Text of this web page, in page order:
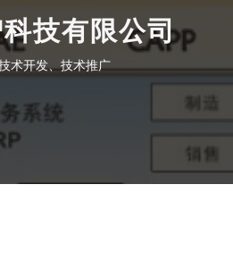
技有限公司
术开发、技术推广